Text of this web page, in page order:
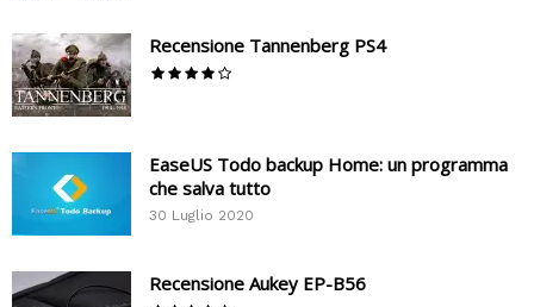
Recensione Tannenberg PS4
EaseUS Todo backup Home: un programma
che salva tutto
30 Luglio 2020
Recensione Aukey EP-B56